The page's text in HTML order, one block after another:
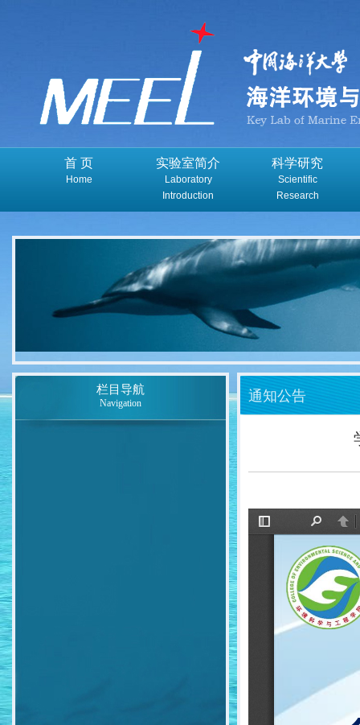
首 页
Home
实验室简介
Laboratory
Introduction
科学研究
Scientific
Research
栏目导航
Navigation 通知公告